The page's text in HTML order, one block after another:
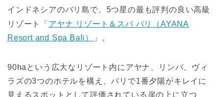
インドネシアのバリ島で、5つ星の最も評判の良い高級
リゾート「 アヤナ リゾート＆スパ バリ（AYANA
Resort and Spa Bali）
」。
90haという広大なリゾート内にアヤナ、リンバ、ヴィ
ラズの3つのホテルを構え、バリで1番夕陽がキレイに
見えるスポットとして評価されている崖の上に立つ